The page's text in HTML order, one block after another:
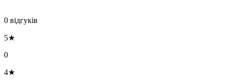
0 відгуків
5★
0
4★